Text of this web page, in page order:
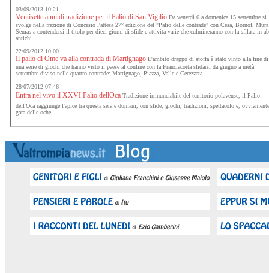
03/09/2013 10:21
Ventisette anni di tradizione per il Palio di San Vigilio Da venerdì 6 a domenica 15 settembre si
svolge nella frazione di Concesio l'attesa 27° edizione del "Palio delle contrade" con Cesa, Bornof,
Semas a contendersi il titolo per dieci giorni di sfide e attività varie che culmineranno con la sfilata in
antichi
22/09/2012 10:00
Il palio di Ome va alla contrada di Martignago L'ambito drappo di stoffa è stato vinto alla fine di
una serie di giochi che hanno visto il paese al confine con la Franciacorta sfidarsi da giugno a metà
settembre diviso nelle quattro contrade: Martignago, Piazza, Valle e Cerezzata
28/07/2012 07:46
Entra nel vivo il XXVI Palio dellOca Tradizione irrinunciabile del territorio polavense, il Palio
dell'Oca raggiunge l'apice tra questa sera e domani, con sfide, giochi, tradizioni, spettacolo e,
gara delle oche